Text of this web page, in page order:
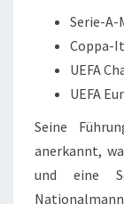
Serie-A-
Coppa-
UEFA
UEFA
Seine
anerkannt,
und eine